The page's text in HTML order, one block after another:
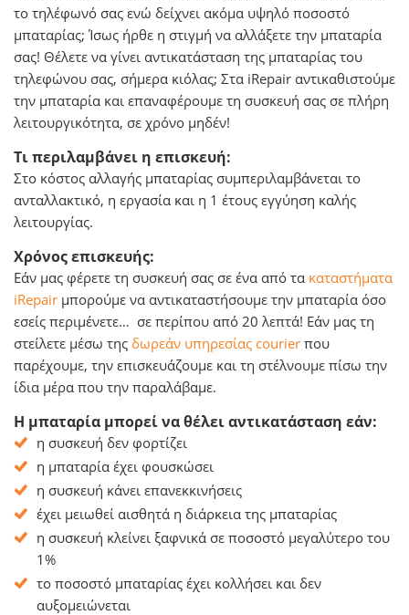
το τηλέφωνό σας ενώ δείχνει ακόμα υψηλό ποσοστό
μπαταρίας; Ίσως ήρθε η στιγμή να αλλάξετε την μπαταρία
σας! Θέλετε να γίνει αντικατάσταση της μπαταρίας του
τηλεφώνου σας, σήμερα κιόλας; Στα iRepair αντικαθιστούμε
την μπαταρία και επαναφέρουμε τη συσκευή σας σε πλήρη
λειτουργικότητα, σε χρόνο μηδέν!
Τι περιλαμβάνει η επισκευή:
Στο κόστος αλλαγής μπαταρίας συμπεριλαμβάνεται το
ανταλλακτικό, η εργασία και η 1 έτους εγγύηση καλής
λειτουργίας.
Χρόνος επισκευής:
Εάν μας φέρετε τη συσκευή σας σε ένα από τα καταστήματα
iRepair μπορούμε να αντικαταστήσουμε την μπαταρία όσο
εσείς περιμένετε… σε περίπου από 20 λεπτά! Εάν μας τη
στείλετε μέσω της δωρεάν υπηρεσίας courier που
παρέχουμε, την επισκευάζουμε και τη στέλνουμε πίσω την
ίδια μέρα που την παραλάβαμε.
Η μπαταρία μπορεί να θέλει αντικατάσταση εάν:
η συσκευή δεν φορτίζει
η μπαταρία έχει φουσκώσει
η συσκευή κάνει επανεκκινήσεις
έχει μειωθεί αισθητά η διάρκεια της μπαταρίας
η συσκευή κλείνει ξαφνικά σε ποσοστό μεγαλύτερο του
1%
το ποσοστό μπαταρίας έχει κολλήσει και δεν
αυξομειώνεται